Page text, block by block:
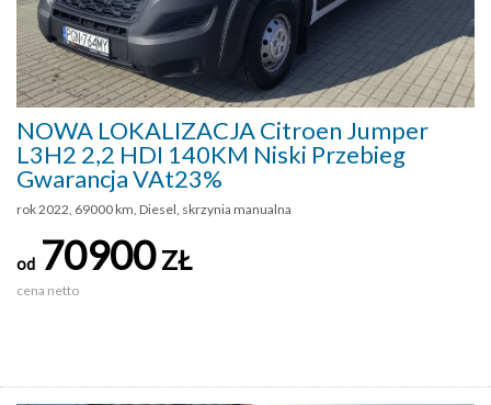
NOWA LOKALIZACJA Citroen Jumper
L3H2 2,2 HDI 140KM Niski Przebieg
Gwarancja VAt23%
rok 2022, 69000 km, Diesel, skrzynia manualna
od 70900ZŁ
cena netto